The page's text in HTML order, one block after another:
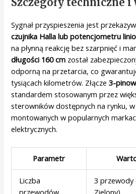
Sygnał przyspieszenia jest
czujnika Halla lub potencjometru
na płynną reakcję bez szarpnięć i
długości 160 cm został
odporną na przetarcia, co
tysiącach kilometrów. Złącze3-
standardem stosowanym przez
sterowników dostępnych na rynku,
montowanych w popularnych
elektrycznych.
Parametr
Liczba
przewodów
3 przewody
Zielony)